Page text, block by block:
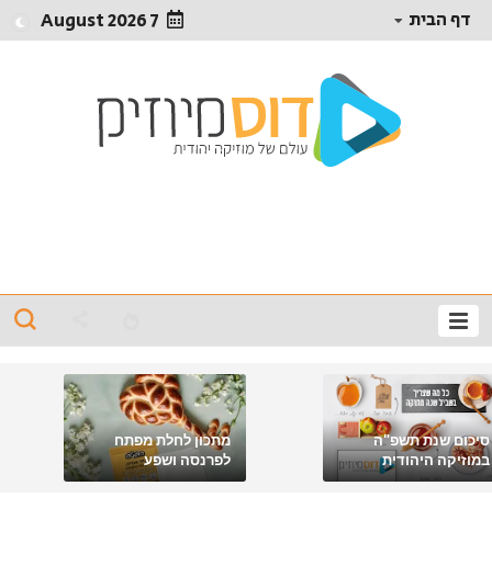
דף הבית 7 August 2026
סיכום שנת תשפ"ה
במוזיקה היהודית
מתכון לחלת מפתח
לפרנסה ושפע